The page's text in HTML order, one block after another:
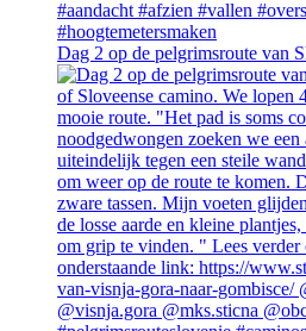
Dag 2 op de pelgrimsroute van